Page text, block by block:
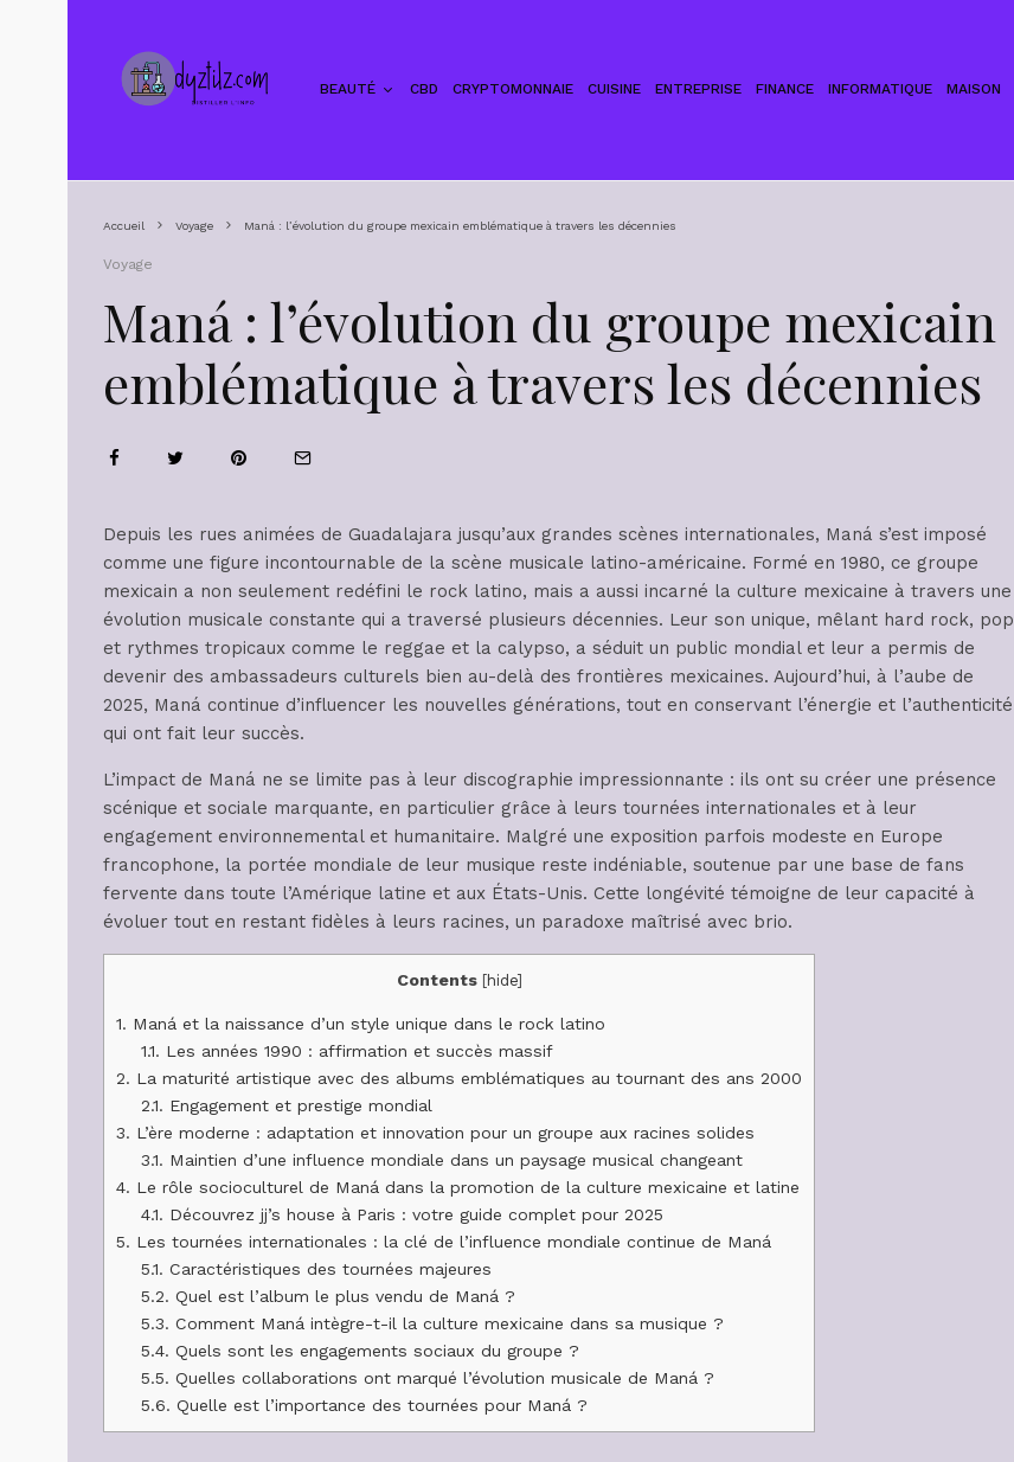
BEAUTÉ CBD CRYPTOMONNAIE CUISINE ENTREPRISE FINANCE INFORMATIQUE MAISON
Accueil Voyage Maná : l’évolution du groupe mexicain emblématique à travers les décennies
Voyage
Maná : l’évolution du groupe mexicain
emblématique à travers les décennies
Depuis les rues animées de Guadalajara jusqu’aux grandes scènes internationales, Maná s’est imposé
comme une figure incontournable de la scène musicale latino-américaine. Formé en 1980, ce groupe
mexicain a non seulement redéfini le rock latino, mais a aussi incarné la culture mexicaine à travers une
évolution musicale constante qui a traversé plusieurs décennies. Leur son unique, mêlant hard rock, pop
et rythmes tropicaux comme le reggae et la calypso, a séduit un public mondial et leur a permis de
devenir des ambassadeurs culturels bien au-delà des frontières mexicaines. Aujourd’hui, à l’aube de
2025, Maná continue d’influencer les nouvelles générations, tout en conservant l’énergie et l’authenticité
qui ont fait leur succès.
L’impact de Maná ne se limite pas à leur discographie impressionnante : ils ont su créer une présence
scénique et sociale marquante, en particulier grâce à leurs tournées internationales et à leur
engagement environnemental et humanitaire. Malgré une exposition parfois modeste en Europe
francophone, la portée mondiale de leur musique reste indéniable, soutenue par une base de fans
fervente dans toute l’Amérique latine et aux États-Unis. Cette longévité témoigne de leur capacité à
évoluer tout en restant fidèles à leurs racines, un paradoxe maîtrisé avec brio.
Contents [hide]
1. Maná et la naissance d’un style unique dans le rock latino
1.1. Les années 1990 : affirmation et succès massif
2. La maturité artistique avec des albums emblématiques au tournant des ans 2000
2.1. Engagement et prestige mondial
3. L’ère moderne : adaptation et innovation pour un groupe aux racines solides
3.1. Maintien d’une influence mondiale dans un paysage musical changeant
4. Le rôle socioculturel de Maná dans la promotion de la culture mexicaine et latine
4.1. Découvrez jj’s house à Paris : votre guide complet pour 2025
5. Les tournées internationales : la clé de l’influence mondiale continue de Maná
5.1. Caractéristiques des tournées majeures
5.2. Quel est l’album le plus vendu de Maná ?
5.3. Comment Maná intègre-t-il la culture mexicaine dans sa musique ?
5.4. Quels sont les engagements sociaux du groupe ?
5.5. Quelles collaborations ont marqué l’évolution musicale de Maná ?
5.6. Quelle est l’importance des tournées pour Maná ?